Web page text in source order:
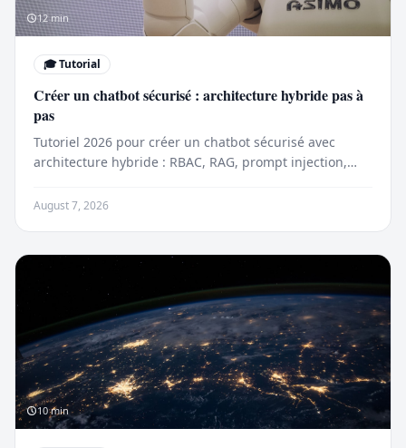
12 min
🎓Tutorial
Créer un chatbot sécurisé : architecture hybride pas à
pas
Tutoriel 2026 pour créer un chatbot sécurisé avec
architecture hybride : RBAC, RAG, prompt injection,
August 7, 2026
10 min